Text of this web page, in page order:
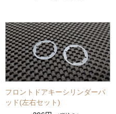
フロントドアキーシリンダーパ
ッド(左右セット)